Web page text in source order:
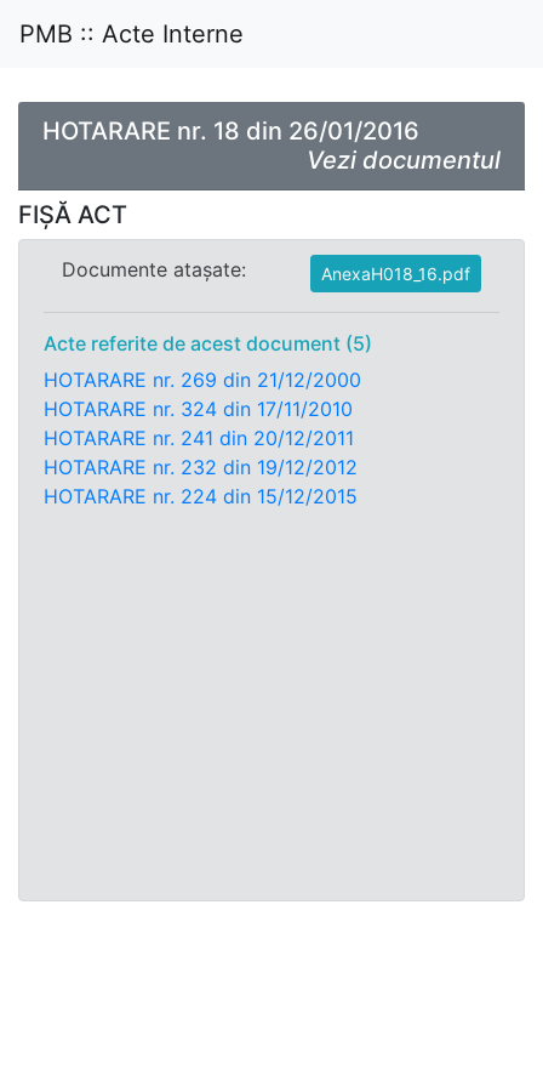
PMB :: Acte Interne
HOTARARE nr. 18 din 26/01/2016
Vezi documentul
FIȘĂ ACT
Documente atașate: AnexaH018_16.pdf
Acte referite de acest document (5)
HOTARARE nr. 269 din 21/12/2000
HOTARARE nr. 324 din 17/11/2010
HOTARARE nr. 241 din 20/12/2011
HOTARARE nr. 232 din 19/12/2012
HOTARARE nr. 224 din 15/12/2015